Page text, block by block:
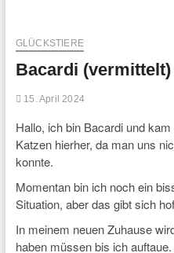
GLÜCKSTIERE
Bacardi (vermittelt)
15. April 2024
Hallo, ich bin Bacardi und
Katzen hierher, da man uns
konnte.
Momentan bin ich noch ein
Situation, aber das gibt sich
In meinem neuen Zuhause
haben müssen bis ich